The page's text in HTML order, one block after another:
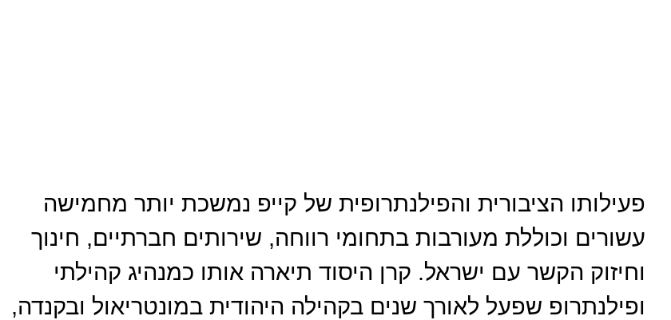
פעילותו הציבורית והפילנתרופית של קייפ נמשכת יותר מחמישה
עשורים וכוללת מעורבות בתחומי רווחה, שירותים חברתיים, חינוך
וחיזוק הקשר עם ישראל. קרן היסוד תיארה אותו כמנהיג קהילתי
ופילנתרופ שפעל לאורך שנים בקהילה היהודית במונטריאול ובקנדה,